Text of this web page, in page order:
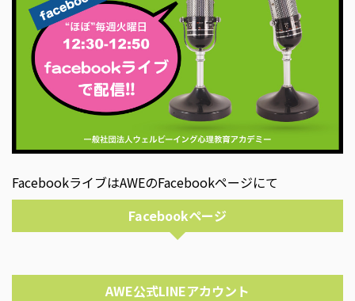
FacebookライブはAWEのFacebookページにて
Facebookページ
AWE公式LINEアカウント